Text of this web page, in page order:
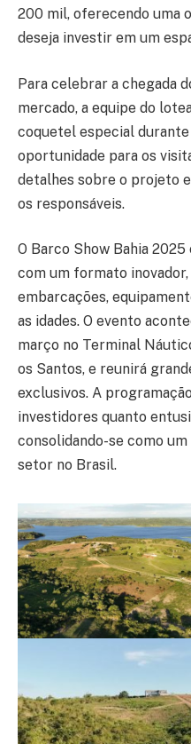
200 mil, oferecendo uma
deseja investir em um
Para celebrar a chegada
mercado, a equipe do
coquetel especial durante
oportunidade para os
detalhes sobre o projeto
os responsáveis.
O Barco Show Bahia
com um formato
embarcações,
as idades. O evento
março no Terminal
os Santos, e reunirá
exclusivos. A
investidores quanto
consolidando-se como
setor no Brasil.